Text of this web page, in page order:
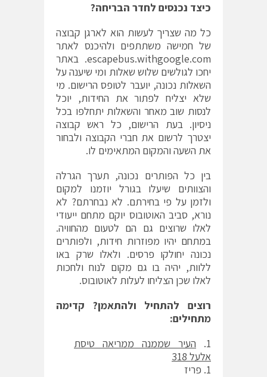
כיצד נכנסים לחדר הבריחה?
כל מה שצריך לעשות הוא לארגן קבוצה
של חמישה משתתפים ולהיכנס לאתר
escapebus.withgoogle.com. באתר
יחכו לגולשים שלוש שאלות ומי שיענה על
השאלות נכונה, יועבר לטופס הרישום. מי
שלא יצליח לפתור את החידות, יוכל
לנסות שוב מאחר והשאלות יתחלפו בכל
ניסיון. בעת הרישום, כל ראש קבוצה
יצטרך לרשום את חברי הקבוצה ולבחור
את השעה והמקום המתאימים לו.
בין כל הפותרים נכונה, תערך הגרלה
והצוותים שיעלו בגורל יוזמנו למקום
ולזמן על פי בחירתם. לא נבחרתם? לא
נורא, סביב האוטובוס יוקם מתחם ייעודי
לאלו שרוצים גם הם לטעום מהחוויה.
במתחם יהיו מפוזרות חידות, ולפותרים
נכונה יחולקו פרסים. ולאלו שרק באו
ללוות, יהיה בו גם מקום לנוח ולחכות
לאלו שכן הצליחו לעלות לאוטובוס.
רוצים להתחיל ולהתאמן? קדימה
מתחילים:
העיר שממנה ממריאה טיסת
אלעל 318
פריז